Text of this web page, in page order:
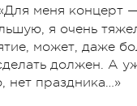
меня концерт
я очень
может, даже
должен. А
нет праздника…»